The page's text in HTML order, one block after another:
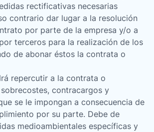
rectificativas necesarias
contrario dar lugar a la resolución
por parte de la empresa y/o a
terceros para la realización de los
de abonar éstos la contrata o
repercutir a la contrata o
contracargos y
se le impongan a consecuencia de
por su parte. Debe de
medioambientales específicas y